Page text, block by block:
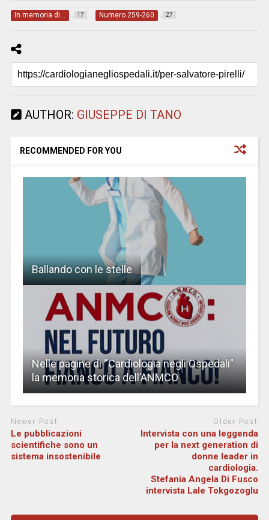
In memoria di… 17 Numero 259-260 27
AUTHOR: GIUSEPPE DI TANO
RECOMMENDED FOR YOU
Ballando con le stelle
Nelle pagine di “Cardiologia negli Ospedali”
la memoria storica dell’ANMCO
Newer Post
Le pubblicazioni
scientifiche sono un
sistema insostenibile
Older Post
Intervista con una leggenda
per la next generation di
donne leader in
cardiologia.
Stefania Angela Di Fusco
intervista Lale Tokgozoglu